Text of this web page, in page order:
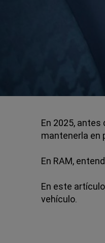
En 2025, antes
mantenerla en
En RAM,
En este
vehículo.